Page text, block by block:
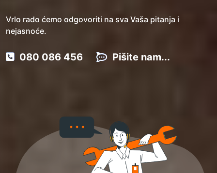
Vrlo rado ćemo odgovoriti na sva Vaša pitanja i
nejasnoće.
080 086 456 Pišite nam...